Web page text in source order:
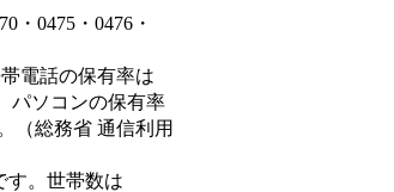
・0475・0476・
電話の保有率は
パソコンの保有率
（総務省 通信利用
す。世帯数は